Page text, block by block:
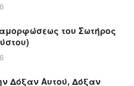
του Σωτήρος
Δόξαν Αυτού, Δόξαν